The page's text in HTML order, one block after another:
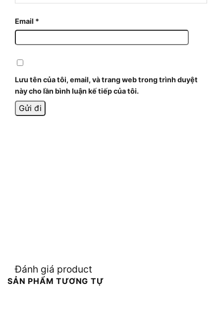
Email *
Lưu tên của tôi, email, và trang web trong trình duyệt
này cho lần bình luận kế tiếp của tôi.
Đánh giá product
SẢN PHẨM TƯƠNG TỰ